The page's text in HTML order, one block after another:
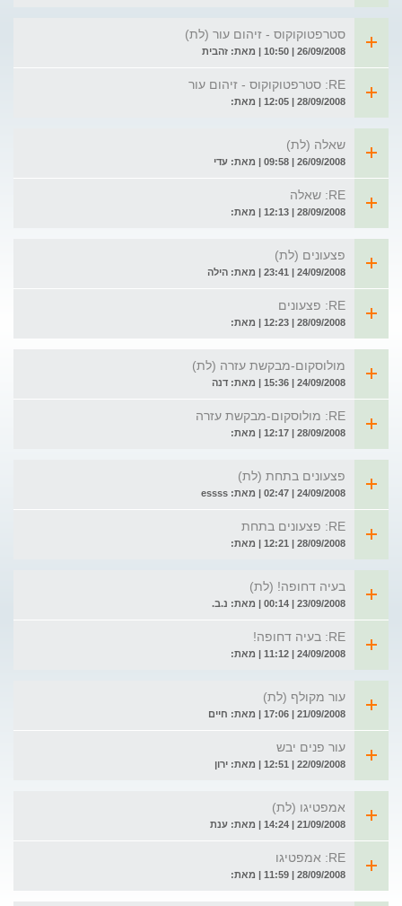
סטרפטוקוקוס - זיהום עור (לת)
26/09/2008 | 10:50 | מאת: זהבית
RE: סטרפטוקוקוס - זיהום עור
28/09/2008 | 12:05 | מאת:
שאלה (לת)
26/09/2008 | 09:58 | מאת: עדי
RE: שאלה
28/09/2008 | 12:13 | מאת:
פצעונים (לת)
24/09/2008 | 23:41 | מאת: הילה
RE: פצעונים
28/09/2008 | 12:23 | מאת:
מולוסקום-מבקשת עזרה (לת)
24/09/2008 | 15:36 | מאת: דנה
RE: מולוסקום-מבקשת עזרה
28/09/2008 | 12:17 | מאת:
פצעונים בתחת (לת)
24/09/2008 | 02:47 | מאת: essss
RE: פצעונים בתחת
28/09/2008 | 12:21 | מאת:
בעיה דחופה! (לת)
23/09/2008 | 00:14 | מאת: נ.ב.
RE: בעיה דחופה!
24/09/2008 | 11:12 | מאת:
עור מקולף (לת)
21/09/2008 | 17:06 | מאת: חיים
עור פנים יבש
22/09/2008 | 12:51 | מאת: ירון
אמפטיגו (לת)
21/09/2008 | 14:24 | מאת: ענת
RE: אמפטיגו
28/09/2008 | 11:59 | מאת: